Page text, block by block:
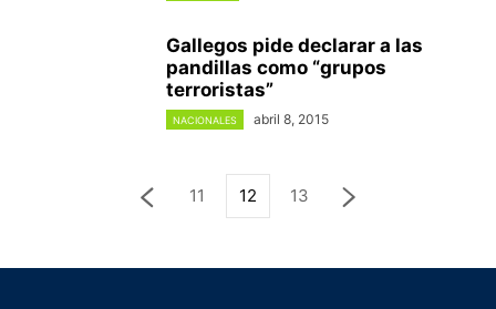
Gallegos pide declarar a las
pandillas como “grupos
terroristas”
NACIONALES abril 8, 2015
11 12 13